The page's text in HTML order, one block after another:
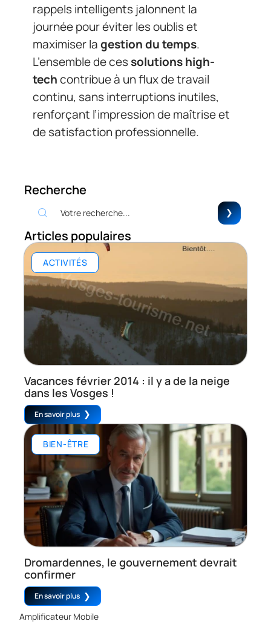
rappels intelligents jalonnent la
journée pour éviter les oublis et
maximiser lagestion du temps.
L’ensemble de cessolutions high-
techcontribue à un flux de travail
continu, sans interruptions inutiles,
renforçant l’impression de maîtrise et
de satisfaction professionnelle.
Recherche
Articles populaires
ACTIVITÉS
Vacances février 2014 : il y a de la neige
dans les Vosges !
En savoir plus
BIEN-ÊTRE
Dromardennes, le gouvernement devrait
confirmer
En savoir plus
Amplificateur Mobile